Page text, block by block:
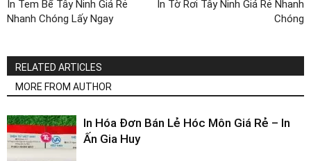
In Tem Bể Tây Ninh Giá Rẻ
Nhanh Chóng Lấy Ngay
In Tờ Rơi Tây Ninh Giá Rẻ Nhanh
Chóng
RELATED ARTICLES
MORE FROM AUTHOR
In Hóa Đơn Bán Lẻ Hóc Môn Giá Rẻ – In
Ấn Gia Huy